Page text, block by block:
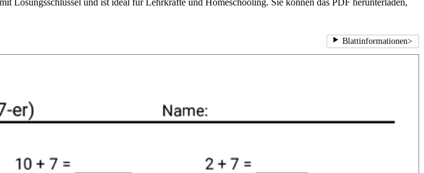
Lösungsschlüssel und ist ideal für Lehrkräfte und Homeschooling. Sie können das PDF herunterladen,
Blattinformationen>